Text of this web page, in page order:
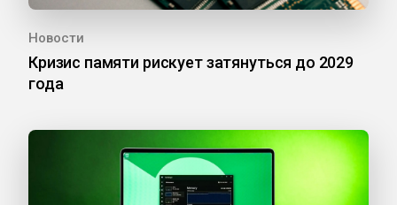
Новости
Кризис памяти рискует затянуться до 2029
года